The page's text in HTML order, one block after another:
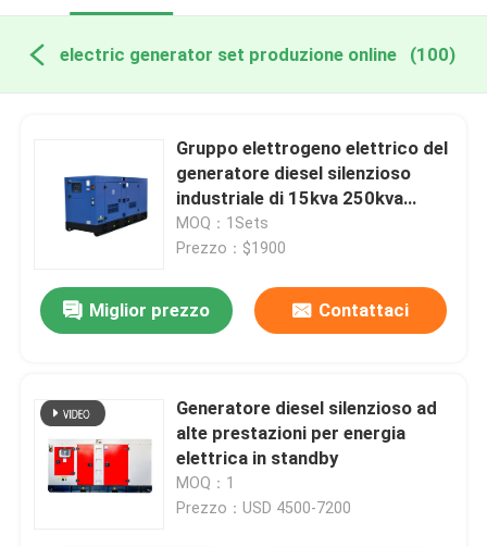
electric generator set produzione online (100)
Gruppo elettrogeno elettrico del
generatore diesel silenzioso
industriale di 15kva 250kva
Fawde
MOQ：1Sets
Prezzo：$1900
Miglior prezzo Contattaci
Generatore diesel silenzioso ad
alte prestazioni per energia
elettrica in standby
MOQ：1
Prezzo：USD 4500-7200